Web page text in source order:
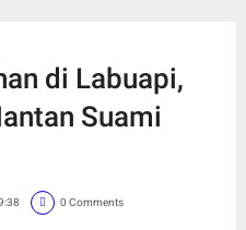
di Labuapi,
Suami
0 Comments